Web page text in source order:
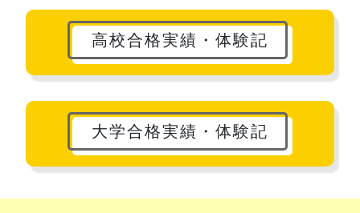
高校合格実績・体験記
大学合格実績・体験記